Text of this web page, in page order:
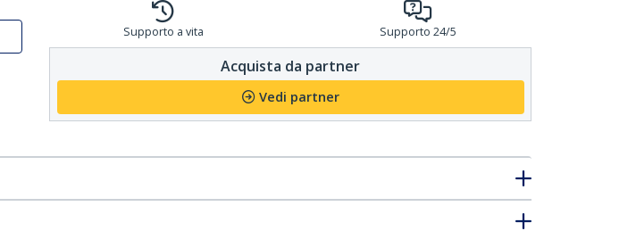
Supporto a vita Supporto 24/5
Acquista da partner
Vedi partner